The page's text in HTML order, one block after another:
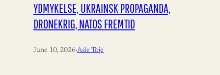
YDMYKELSE, UKRAINSK PROPAGANDA,
DRONEKRIG, NATOS FREMTID
June 10, 2026·Asle Toje